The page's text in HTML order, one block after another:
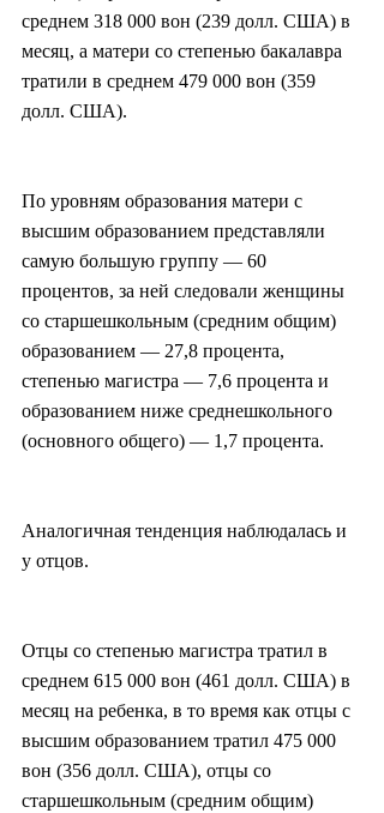
среднем 318 000 вон (239 долл. США) в
месяц, а матери со степенью бакалавра
тратили в среднем 479 000 вон (359
долл. США).
По уровням образования матери с
высшим образованием представляли
самую большую группу — 60
процентов, за ней следовали женщины
со старшешкольным (средним общим)
образованием — 27,8 процента,
степенью магистра — 7,6 процента и
образованием ниже среднешкольного
(основного общего) — 1,7 процента.
Аналогичная тенденция наблюдалась и
у отцов.
Отцы со степенью магистра тратил в
среднем 615 000 вон (461 долл. США) в
месяц на ребенка, в то время как отцы с
высшим образованием тратил 475 000
вон (356 долл. США), отцы со
старшешкольным (средним общим)